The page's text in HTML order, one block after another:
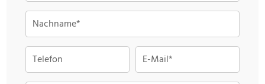
Nachname*
Telefon E-Mail*